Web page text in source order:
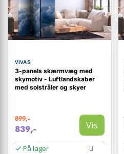
VIVAS
3-panels skærmvæg med
skymotiv - Luftlandskaber
med solstråler og skyer
899,-
839,- Vis
På lager